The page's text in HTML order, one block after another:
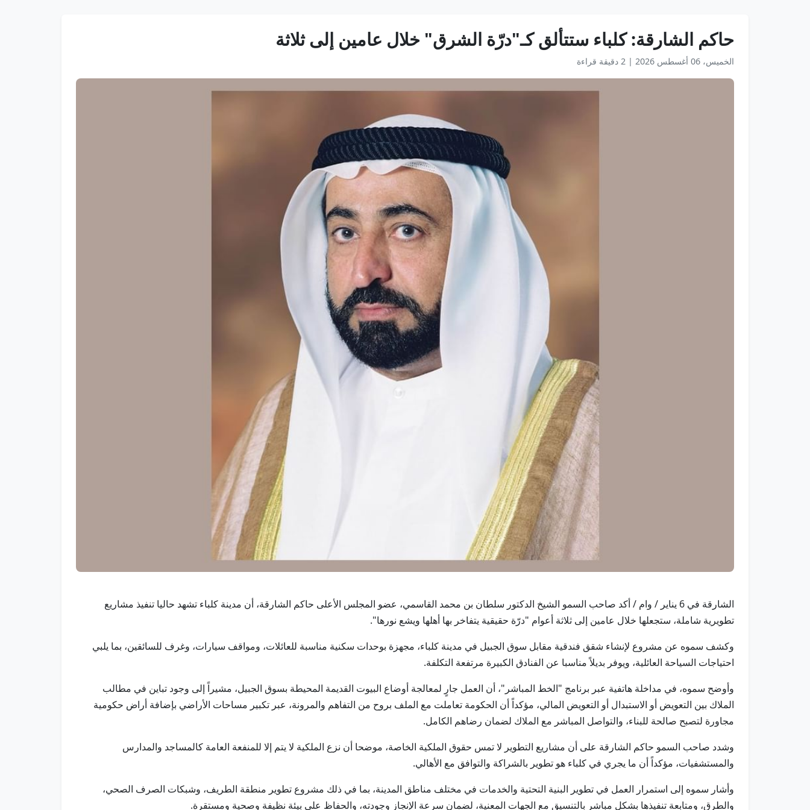
حاكم الشارقة: كلباء ستتألق كـ"درّة الشرق" خلال عامين إلى ثلاثة
الخميس، 06 أغسطس 2026 | 2 دقيقة قراءة
الشارقة في 6 يناير / وام / أكد صاحب السمو الشيخ الدكتور سلطان بن محمد القاسمي، عضو المجلس الأعلى حاكم الشارقة، أن مدينة كلباء تشهد حاليا تنفيذ مشاريع
تطويرية شاملة، ستجعلها خلال عامين إلى ثلاثة أعوام "درّة حقيقية يتفاخر بها أهلها ويشع نورها".
وكشف سموه عن مشروع لإنشاء شقق فندقية مقابل سوق الجبيل في مدينة كلباء، مجهزة بوحدات سكنية مناسبة للعائلات، ومواقف سيارات، وغرف للسائقين، بما يلبي
احتياجات السياحة العائلية، ويوفر بديلاً مناسبا عن الفنادق الكبيرة مرتفعة التكلفة.
وأوضح سموه، في مداخلة هاتفية عبر برنامج "الخط المباشر"، أن العمل جارٍ لمعالجة أوضاع البيوت القديمة المحيطة بسوق الجبيل، مشيراً إلى وجود تباين في مطالب
الملاك بين التعويض أو الاستبدال أو التعويض المالي، مؤكداً أن الحكومة تعاملت مع الملف بروح من التفاهم والمرونة، عبر تكبير مساحات الأراضي بإضافة أراض حكومية
مجاورة لتصبح صالحة للبناء، والتواصل المباشر مع الملاك لضمان رضاهم الكامل.
وشدد صاحب السمو حاكم الشارقة على أن مشاريع التطوير لا تمس حقوق الملكية الخاصة، موضحا أن نزع الملكية لا يتم إلا للمنفعة العامة كالمساجد والمدارس
والمستشفيات، مؤكداً أن ما يجري في كلباء هو تطوير بالشراكة والتوافق مع الأهالي.
وأشار سموه إلى استمرار العمل في تطوير البنية التحتية والخدمات في مختلف مناطق المدينة، بما في ذلك مشروع تطوير منطقة الطريف، وشبكات الصرف الصحي،
والطرق، ومتابعة تنفيذها بشكل مباشر بالتنسيق مع الجهات المعنية، لضمان سرعة الإنجاز وجودته، والحفاظ على بيئة نظيفة وصحية ومستقرة.